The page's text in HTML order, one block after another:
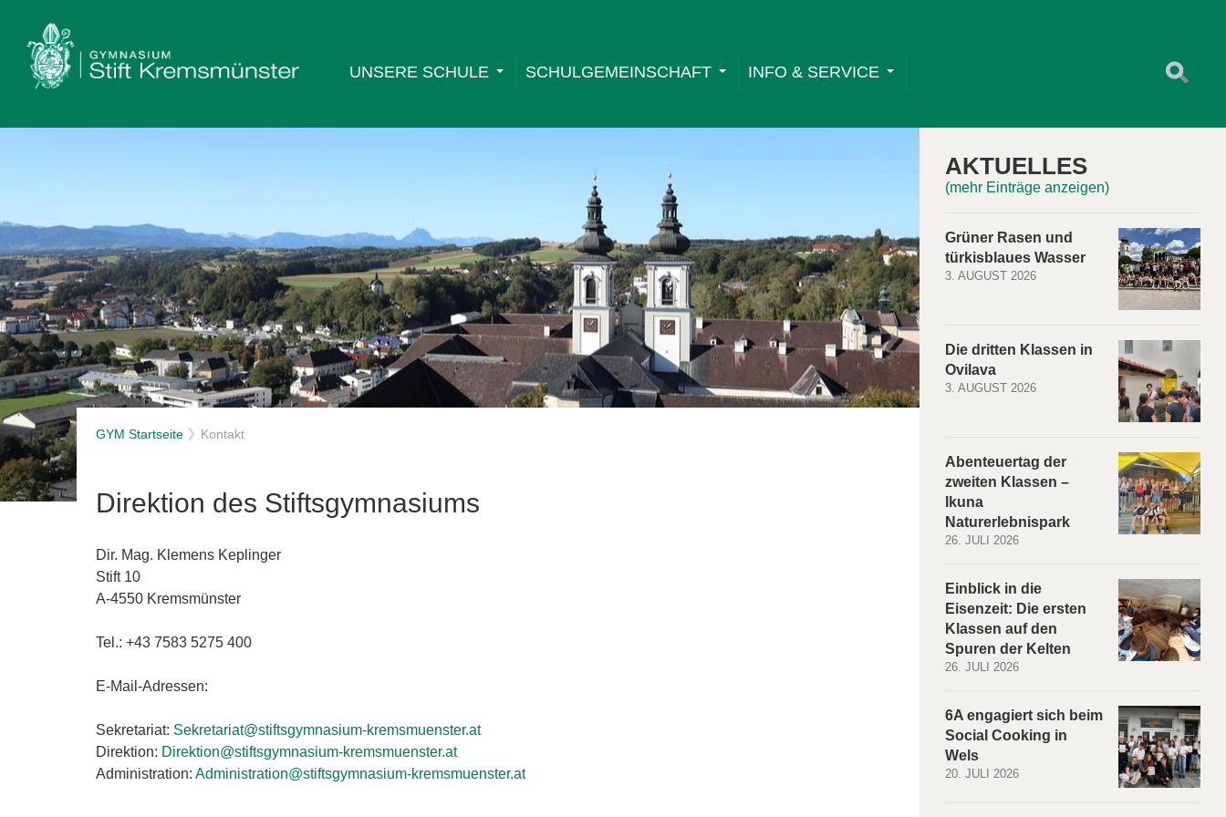
UNSERE SCHULE SCHULGEMEINSCHAFT INFO & SERVICE
GYM Startseite Kontakt
Direktion des Stiftsgymnasiums
Dir. Mag. Klemens Keplinger
Stift 10
A-4550 Kremsmünster
Tel.: +43 7583 5275 400
E-Mail-Adressen:
Sekretariat: Sekretariat@stiftsgymnasium-kremsmuenster.at
Direktion: Direktion@stiftsgymnasium-kremsmuenster.at
Administration:Administration@stiftsgymnasium-kremsmuenster.at
AKTUELLES
(mehr Einträge anzeigen)
Grüner Rasen und
türkisblaues Wasser
3. AUGUST 2026
Die dritten Klassen in
Ovilava
3. AUGUST 2026
Abenteuertag der
zweiten Klassen –
Ikuna
Naturerlebnispark
26. JULI 2026
Einblick in die
Eisenzeit: Die ersten
Klassen auf den
Spuren der Kelten
26. JULI 2026
6A engagiert sich beim
Social Cooking in
Wels
20. JULI 2026